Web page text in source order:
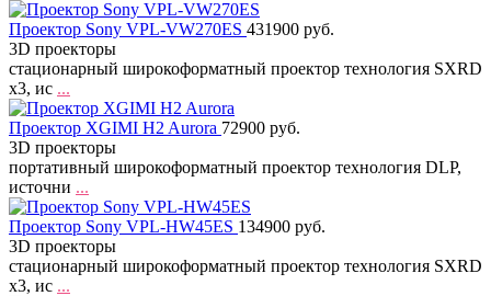
Проектор Sony VPL-VW270ES 431900 руб.
3D проекторы
стационарный широкоформатный проектор технология SXRD
x3, ис ...
Проектор XGIMI H2 Aurora 72900 руб.
3D проекторы
портативный широкоформатный проектор технология DLP,
источни ...
Проектор Sony VPL-HW45ES 134900 руб.
3D проекторы
стационарный широкоформатный проектор технология SXRD
x3, ис ...